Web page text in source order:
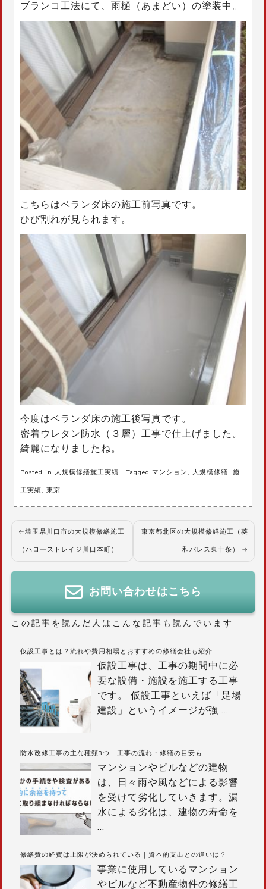
ブランコ工法にて、雨樋（あまどい）の塗装中。
こちらはベランダ床の施工前写真です。
ひび割れが見られます。
今度はベランダ床の施工後写真です。
密着ウレタン防水（３層）工事で仕上げました。
綺麗になりましたね。
Posted in 大規模修繕施工実績 | Tagged マンション , 大規模修繕, 施
工実績, 東京
投
稿
ビ
ー
シ
ン
埼玉県川口市の大規模修繕施工
（ハローストレイジ川口本町）
東京都北区の大規模修繕施工（菱
和パレス東十条）
お問い合わせはこちら
この記事を読んだ人はこんな記事も読んでいます
仮設工事とは？流れや費用相場とおすすめの修繕会社も紹介
仮設工事は、工事の期間中に必
要な設備・施設を施工する工事
です。 仮設工事といえば「足場
建設」というイメージが強 …
防水改修工事の主な種類3つ｜工事の流れ・修繕の目安も
マンションやビルなどの建物
は、日々雨や風などによる影響
を受けて劣化していきます。漏
水による劣化は、建物の寿命を
…
修繕費の経費は上限が決められている｜資本的支出との違いは？
事業に使用しているマンション
やビルなど不動産物件の修繕工